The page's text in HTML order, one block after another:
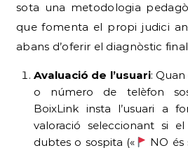
sota una metodologia
que fomenta el propi judici
abans d’oferir el diagnòstic final
Avaluació de l’usuari:
o número de telèfon
BoixLink insta l’usuari a
valoració seleccionant si
dubtes o sospita («
NO és